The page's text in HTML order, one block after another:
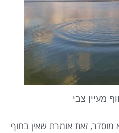
מעיין צבי
זאת אומרת שאין בחוף